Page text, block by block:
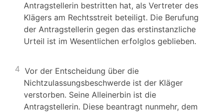
Antragstellerin bestritten hat, als Vertreter des
Klägers am Rechtsstreit beteiligt. Die Berufung
der Antragstellerin gegen das erstinstanzliche
Urteil ist im Wesentlichen erfolglos geblieben.
4 Vor der Entscheidung über die
Nichtzulassungsbeschwerde ist der Kläger
verstorben. Seine Alleinerbin ist die
Antragstellerin. Diese beantragt nunmehr, dem